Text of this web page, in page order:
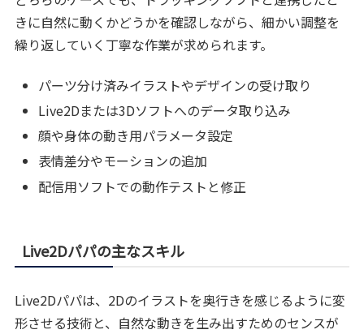
きに自然に動くかどうかを確認しながら、細かい調整を
繰り返していく丁寧な作業が求められます。
パーツ分け済みイラストやデザインの受け取り
Live2Dまたは3Dソフトへのデータ取り込み
顔や身体の動き用パラメータ設定
表情差分やモーションの追加
配信用ソフトでの動作テストと修正
Live2Dパパの主なスキル
Live2Dパパは、2Dのイラストを奥行きを感じるように変
形させる技術と、自然な動きを生み出すためのセンスが